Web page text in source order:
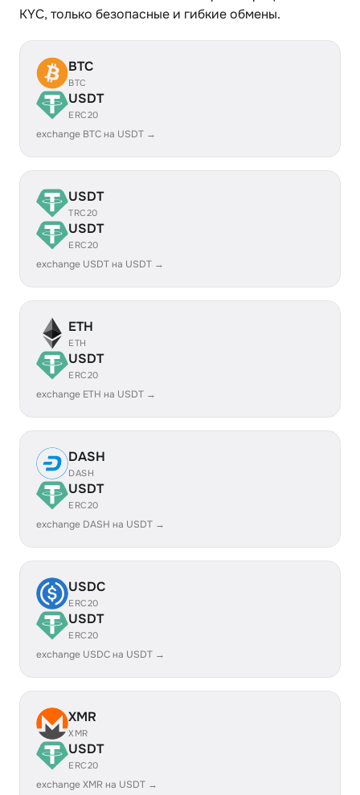
KYC, только безопасные и гибкие обмены.
BTC
BTC
USDT
ERC20
exchange BTC на USDT →
USDT
TRC20
USDT
ERC20
exchange USDT на USDT →
ETH
ETH
USDT
ERC20
exchange ETH на USDT →
DASH
DASH
USDT
ERC20
exchange DASH на USDT →
USDC
ERC20
USDT
ERC20
exchange USDC на USDT →
XMR
XMR
USDT
ERC20
exchange XMR на USDT →